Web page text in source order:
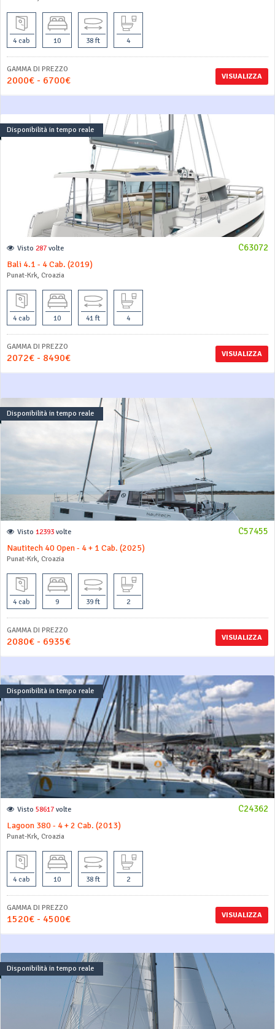
4 cab 10 38 ft 4
VISUALIZZA
GAMMA DI PREZZO
2000€ - 6700€
Disponibilità in tempo reale
C63072
Visto 287 volte
Bali 4.1 - 4 Cab. (2019)
Punat-Krk, Croazia
4 cab 10 41 ft 4
VISUALIZZA
GAMMA DI PREZZO
2072€ - 8490€
Disponibilità in tempo reale
C57455
Visto 12393 volte
Nautitech 40 Open - 4 + 1 Cab. (2025)
Punat-Krk, Croazia
4 cab 9 39 ft 2
VISUALIZZA
GAMMA DI PREZZO
2080€ - 6935€
Disponibilità in tempo reale
C24362
Visto 58617 volte
Lagoon 380 - 4 + 2 Cab. (2013)
Punat-Krk, Croazia
4 cab 10 38 ft 2
VISUALIZZA
GAMMA DI PREZZO
1520€ - 4500€
Disponibilità in tempo reale